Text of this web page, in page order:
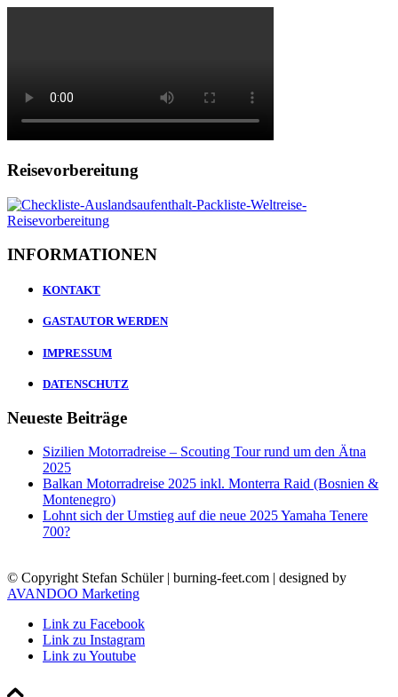
Reisevorbereitung
INFORMATIONEN
KONTAKT
GASTAUTOR WERDEN
IMPRESSUM
DATENSCHUTZ
Neueste Beiträge
Sizilien Motorradreise – Scouting Tour rund um den Ätna
2025
Balkan Motorradreise 2025 inkl. Monterra Raid (Bosnien &
Montenegro)
Lohnt sich der Umstieg auf die neue 2025 Yamaha Tenere
700?
© Copyright Stefan Schüler | burning-feet.com | designed by
AVANDOO Marketing
Link zu Facebook
Link zu Instagram
Link zu Youtube